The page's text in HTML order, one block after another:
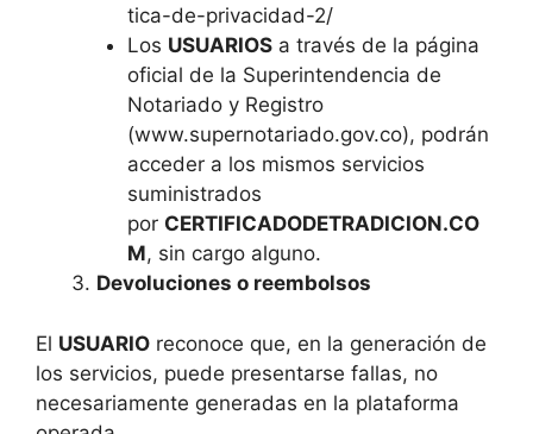
tica-de-privacidad-2/
Los USUARIOSa través de la página
oficial de la Superintendencia de
Notariado y Registro
(www.supernotariado.gov.co), podrán
acceder a los mismos servicios
suministrados
por CERTIFICADODETRADICION.CO
M, sin cargo alguno.
Devoluciones o reembolsos
El USUARIO reconoce que, en la generación de
los servicios, puede presentarse fallas, no
necesariamente generadas en la plataforma